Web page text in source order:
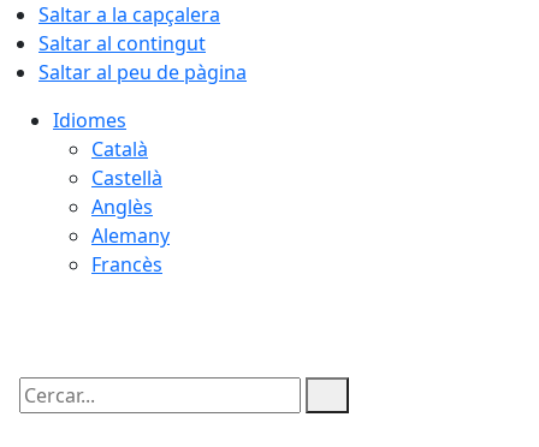
Saltar a la capçalera
Saltar al contingut
Saltar al peu de pàgina
Idiomes
Català
Castellà
Anglès
Alemany
Francès
Cercar: